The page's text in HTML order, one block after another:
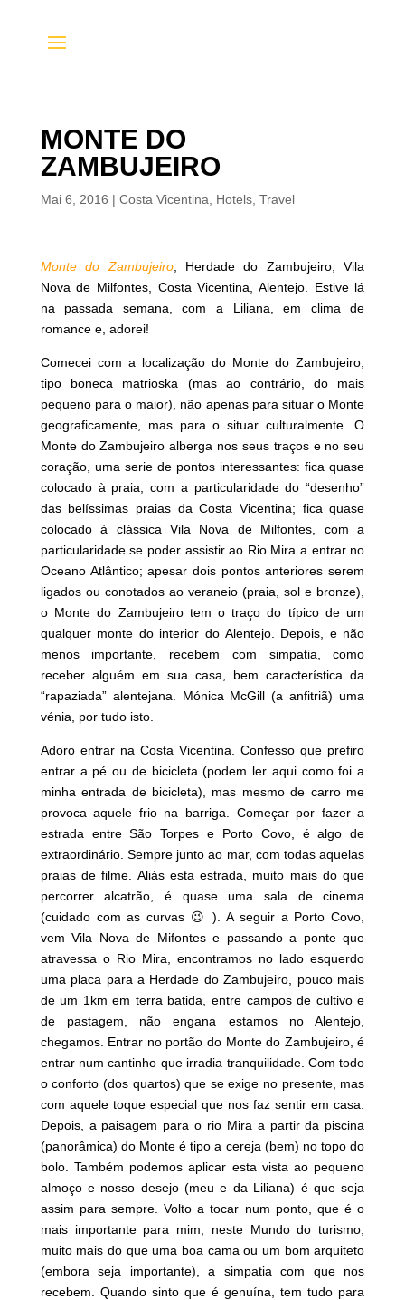
MONTE DO
ZAMBUJEIRO
Mai 6, 2016 | Costa Vicentina Hotels, Travel
Monte do Zambujeiro, Herdade do Zambujeiro, Vila
Nova de Milfontes, Costa Vicentina, Alentejo. Estive lá
na passada semana, com a Liliana, em clima de
romance e, adorei!
Comecei com a localização do Monte do Zambujeiro,
tipo boneca matrioska (mas ao contrário, do mais
pequeno para o maior), não apenas para situar o Monte
geograficamente, mas para o situar culturalmente. O
Monte do Zambujeiro alberga nos seus traços e no seu
coração, uma serie de pontos interessantes: fica quase
colocado à praia, com a particularidade do “desenho”
das belíssimas praias da Costa Vicentina; fica quase
colocado à clássica Vila Nova de Milfontes, com a
particularidade se poder assistir ao Rio Mira a entrar no
Oceano Atlântico; apesar dois pontos anteriores serem
ligados ou conotados ao veraneio (praia, sol e bronze),
o Monte do Zambujeiro tem o traço do típico de um
qualquer monte do interior do Alentejo. Depois, e não
menos importante, recebem com simpatia, como
receber alguém em sua casa, bem característica da
“rapaziada” alentejana. Mónica McGill (a anfitriã) uma
vénia, por tudo isto.
Adoro entrar na Costa Vicentina. Confesso que prefiro
entrar a pé ou de bicicleta (podem ler aqui como foi a
minha entrada de bicicleta), mas mesmo de carro me
provoca aquele frio na barriga. Começar por fazer a
estrada entre São Torpes e Porto Covo, é algo de
extraordinário. Sempre junto ao mar, com todas aquelas
praias de filme. Aliás esta estrada, muito mais do que
percorrer alcatrão, é quase uma sala de cinema
(cuidado com as curvas 😉 ). A seguir a Porto Covo,
vem Vila Nova de Mifontes e passando a ponte que
atravessa o Rio Mira, encontramos no lado esquerdo
uma placa para a Herdade do Zambujeiro, pouco mais
de um 1km em terra batida, entre campos de cultivo e
de pastagem, não engana estamos no Alentejo,
chegamos. Entrar no portão do Monte do Zambujeiro, é
entrar num cantinho que irradia tranquilidade. Com todo
o conforto (dos quartos) que se exige no presente, mas
com aquele toque especial que nos faz sentir em casa.
Depois, a paisagem para o rio Mira a partir da piscina
(panorâmica) do Monte é tipo a cereja (bem) no topo do
bolo. Também podemos aplicar esta vista ao pequeno
almoço e nosso desejo (meu e da Liliana) é que seja
assim para sempre. Volto a tocar num ponto, que é o
mais importante para mim, neste Mundo do turismo,
muito mais do que uma boa cama ou um bom arquiteto
(embora seja importante), a simpatia com que nos
recebem. Quando sinto que é genuína, tem tudo para